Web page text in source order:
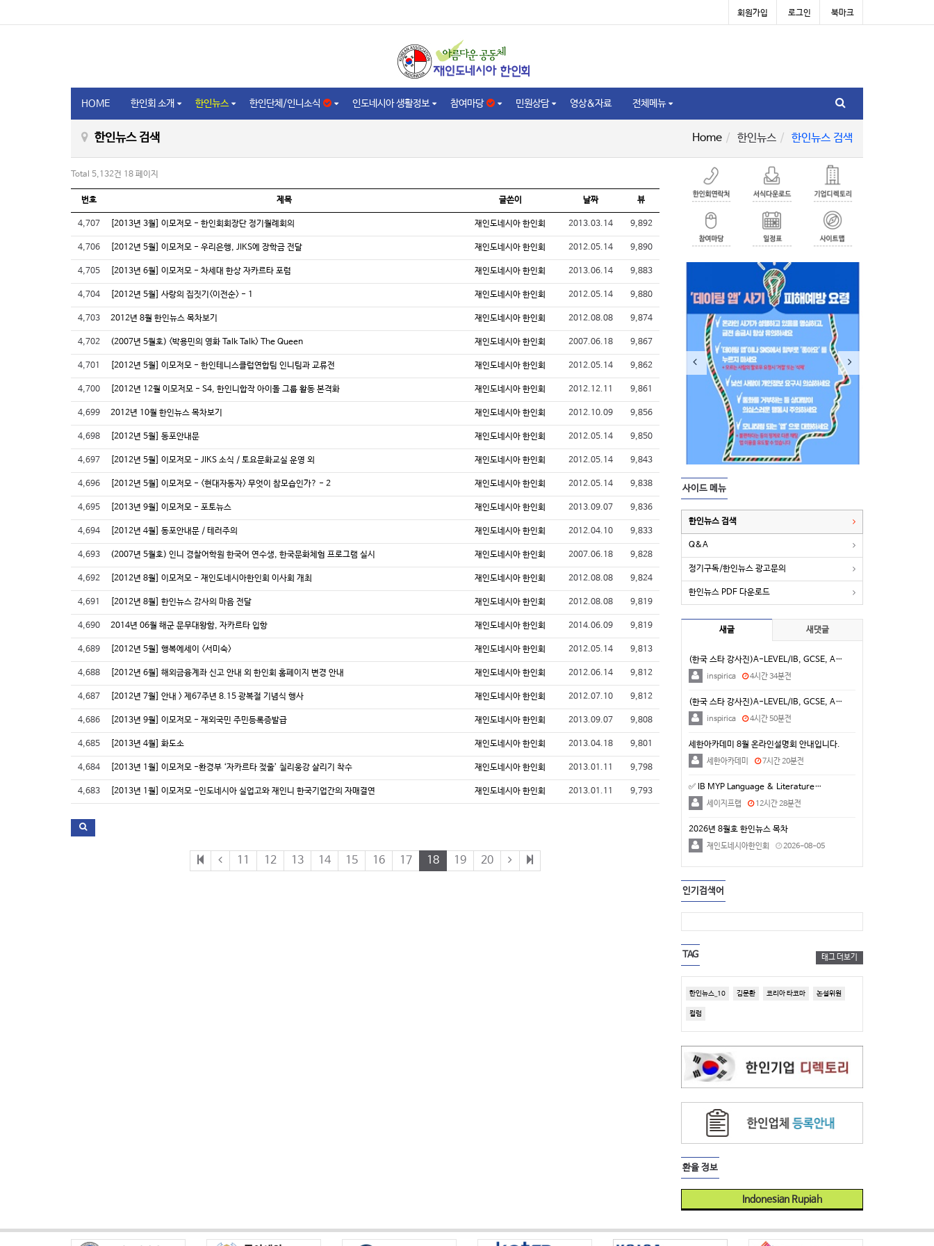
회원가입 로그인 북마크
HOME 한인회 소개 한인뉴스 한인단체/인니소식 인도네시아 생활정보 참여마당 민원상담 영상&자료 전체메뉴
한인뉴스 검색 Home 한인뉴스 한인뉴스 검색
Total 5,132건 18 페이지
번호 제목 글쓴이 날짜 뷰
4,707 [2013년 3월] 이모저모 - 한인회회장단 정기월례회의 재인도네시아 한인회 2013.03.14 9,892
4,706 [2012년 5월] 이모저모 - 우리은행, JIKS에 장학금 전달 재인도네시아 한인회 2012.05.14 9,890
4,705 [2013년 6월] 이모저모 - 차세대 한상 자카르타 포럼 재인도네시아 한인회 2013.06.14 9,883
4,704 [2012년 5월] 사랑의 집짓기<이전순> - 1 재인도네시아 한인회 2012.05.14 9,880
4,703 2012년 8월 한인뉴스 목차보기 재인도네시아 한인회 2012.08.08 9,874
4,702 (2007년 5월호) <박용민의 영화 Talk Talk> The Queen 재인도네시아 한인회 2007.06.18 9,867
4,701 [2012년 5월] 이모저모 - 한인테니스클럽연합팀 인니팀과 교류전 재인도네시아 한인회 2012.05.14 9,862
4,700 [2012년 12월 이모저모 - S4, 한인니합작 아이돌 그룹 활동 본격화 재인도네시아 한인회 2012.12.11 9,861
4,699 2012년 10월 한인뉴스 목차보기 재인도네시아 한인회 2012.10.09 9,856
4,698 [2012년 5월] 동포안내문 재인도네시아 한인회 2012.05.14 9,850
4,697 [2012년 5월] 이모저모 - JIKS 소식 / 토요문화교실 운영 외 재인도네시아 한인회 2012.05.14 9,843
4,696 [2012년 5월] 이모저모 - <현대자동자> 무엇이 참모습인가? - 2 재인도네시아 한인회 2012.05.14 9,838
4,695 [2013년 9월] 이모저모 - 포토뉴스 재인도네시아 한인회 2013.09.07 9,836
4,694 [2012년 4월] 동포안내문 / 테러주의 재인도네시아 한인회 2012.04.10 9,833
4,693 (2007년 5월호) 인니 경찰어학원 한국어 연수생, 한국문화체험 프로그램 실시 재인도네시아 한인회 2007.06.18 9,828
4,692 [2012년 8월] 이모저모 - 재인도네시아한인회 이사회 개최 재인도네시아 한인회 2012.08.08 9,824
4,691 [2012년 8월] 한인뉴스 감사의 마음 전달 재인도네시아 한인회 2012.08.08 9,819
4,690 2014년 06월 해군 문무대왕함, 자카르타 입항 재인도네시아 한인회 2014.06.09 9,819
4,689 [2012년 5월] 행복에세이 <서미숙> 재인도네시아 한인회 2012.05.14 9,813
4,688 [2012년 6월] 해외금융계좌 신고 안내 외 한인회 홈페이지 변경 안내 재인도네시아 한인회 2012.06.14 9,812
4,687 [2012년 7월] 안내 > 제67주년 8.15 광복절 기념식 행사 재인도네시아 한인회 2012.07.10 9,812
4,686 [2013년 9월] 이모저모 - 재외국민 주민등록증발급 재인도네시아 한인회 2013.09.07 9,808
4,685 [2013년 4월] 화도소 재인도네시아 한인회 2013.04.18 9,801
4,684 [2013년 1월] 이모저모 -환경부 ‘자카르타 젖줄’ 칠리웅강 살리기 착수 재인도네시아 한인회 2013.01.11 9,798
4,683 [2013년 1월] 이모저모 -인도네시아 실업고와 재인니 한국기업간의 자매결연 재인도네시아 한인회 2013.01.11 9,793
11 12 13 14 15 16 17 18 19 20
사이드 메뉴
한인뉴스 검색
Q&A
정기구독/한인뉴스 광고문의
한인뉴스 PDF 다운로드
새글 새댓글
(한국 스타 강사진)A-LEVEL/IB, GCSE, A…
inspirica 4시간 34분전
(한국 스타 강사진)A-LEVEL/IB, GCSE, A…
inspirica 4시간 50분전
세한아카데미 8월 온라인설명회 안내입니다.
세한아카데미 7시간 20분전
✅ IB MYP Language & Literature…
세이지프랩 12시간 28분전
2026년 8월호 한인뉴스 목차
재인도네시아한인회 2026-08-05
인기검색어
TAG 태그 더보기
한인뉴스_10 김문환 코리아 타코마 논설위원
컬럼
환율 정보
Indonesian Rupiah